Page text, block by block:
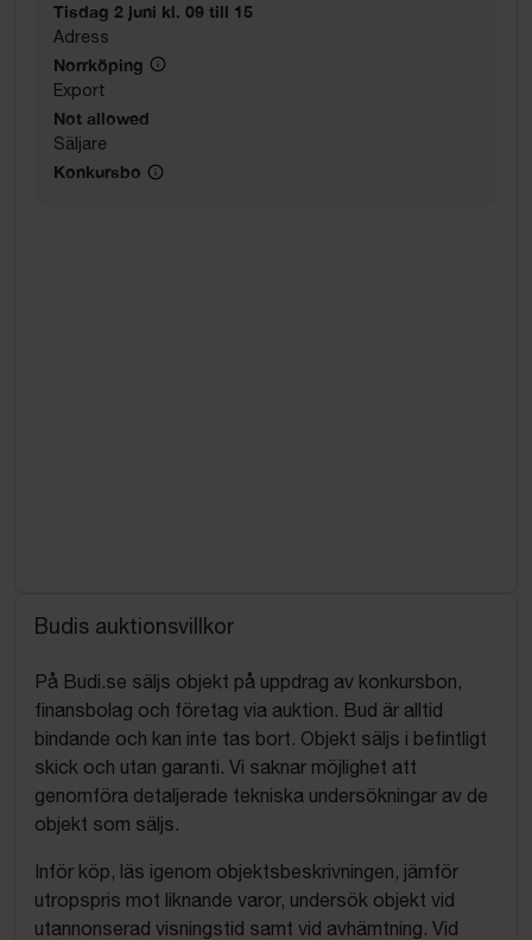
Tisdag 2 juni kl. 09 till 15
Adress
Norrköping
Export
Not allowed
Säljare
Konkursbo
Budis auktionsvillkor
På Budi.se säljs objekt på uppdrag av konkursbon,
finansbolag och företag via auktion. Bud är alltid
bindande och kan inte tas bort. Objekt säljs i befintligt
skick och utan garanti. Vi saknar möjlighet att
genomföra detaljerade tekniska undersökningar av de
objekt som säljs.
Inför köp, läs igenom objektsbeskrivningen, jämför
utropspris mot liknande varor, undersök objekt vid
utannonserad visningstid samt vid avhämtning. Vid